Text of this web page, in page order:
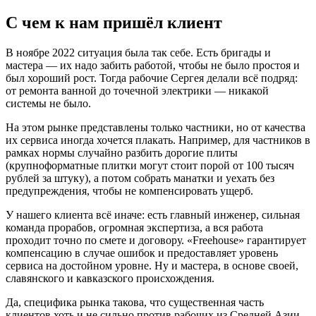
С чем к нам пришёл клиент
В ноябре 2022 ситуация была так себе. Есть бригады и
мастера — их надо забить работой, чтобы не было простоя и
был хороший рост. Тогда рабочие Сергея делали всё подряд:
от ремонта ванной до точечной электрики — никакой
системы не было.
На этом рынке представлены только частники, но от качества
их сервиса иногда хочется плакать. Например, для частников в
рамках нормы случайно разбить дорогие плиты
(крупноформатные плитки могут стоит порой от 100 тысяч
рублей за штуку), а потом собрать манатки и уехать без
предупреждения, чтобы не компенсировать ущерб.
У нашего клиента всё иначе: есть главный инженер, сильная
команда прорабов, огромная экспертиза, а вся работа
проходит точно по смете и договору. «Freehouse» гарантирует
компенсацию в случае ошибок и предоставляет уровень
сервиса на достойном уровне. Ну и мастера, в основе своей,
славянского и кавказского происхождения.
Да, специфика рынка такова, что существенная часть